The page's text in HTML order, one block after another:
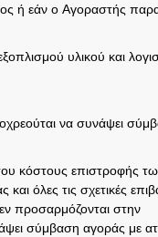
ή εάν ο Αγοραστής
υλικού και
να συνάψει
κόστους επιστροφής
όλες τις σχετικές
προσαρμόζονται στην
σύμβαση αγοράς με